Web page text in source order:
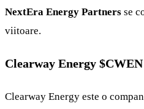
NextEra Energy Partners se
viitoare.
Clearway Energy $CWEN
Clearway Energy este o